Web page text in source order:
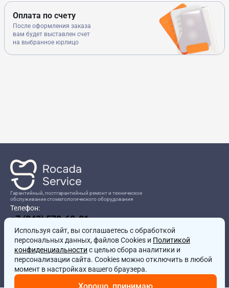
Оплата по счету
После оформления заказа
вам будет выставлен счет
на выбранное юрлицо
Гарантийный, постгарантийный ремонт и техническое
обслуживание стоматологического оборудования
Телефон:
+7 (843) 570-60-81
Режим работы:8:00-17:00
Адрес:
г.Казань, ул.Проспект Победы, д.204в
Почта:
service@rocadamed.ru
Используя сайт, вы соглашаетесь с обработкой
персональных данных, файлов Cookies и Политикой
конфиденциальности с целью сбора аналитики и
персонализации сайта. Cookies можно отключить в любой
момент в настройках вашего браузера.